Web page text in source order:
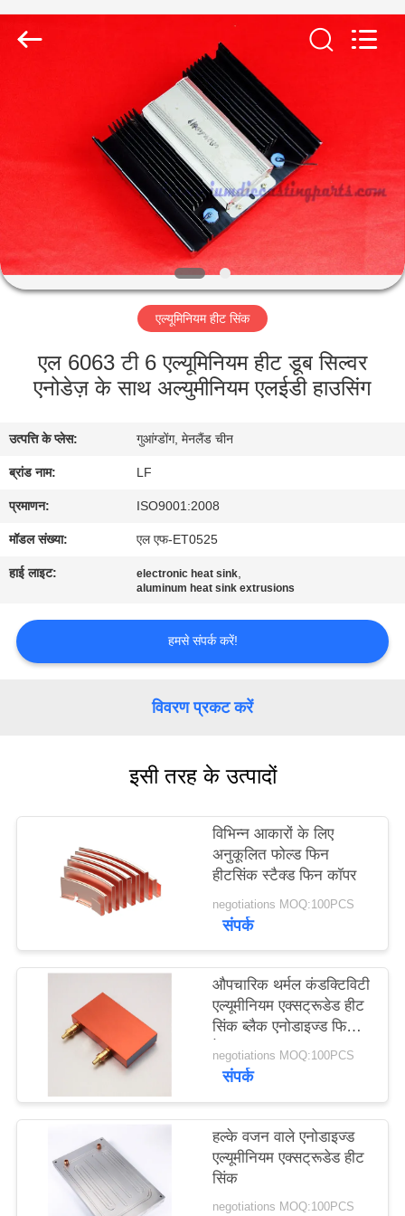
उत्पाद
हमारे
बारे
कारखाने
दौरा
गुणवत्ता
नियंत्रण
संपर्क
करें
PRIVACY
POLICY
LiFong(HK)
Co.,Limited.
एल्यूमिनियम हीट सिंक
एल 6063 टी 6 एल्यूमिनियम हीट डूब सिल्वर
एनोडेज़ के साथ अल्युमीनियम एलईडी हाउसिंग
उत्पत्ति के प्लेस: गुआंग्डोंग, मेनलैंड चीन
ब्रांड नाम: LF
प्रमाणन: ISO9001:2008
मॉडल संख्या: एल एफ-ET0525
हाई लाइट: electronic heat sink,
aluminum heat sink extrusions
हमसे संपर्क करें!
विवरण प्रकट करें
इसी तरह के उत्पादों
विभिन्न आकारों के लिए
अनुकूलित फोल्ड फिन
हीटसिंक स्टैक्ड फिन कॉपर
negotiations MOQ:100PCS
संपर्क
औपचारिक थर्मल कंडक्टिविटी
एल्यूमीनियम एक्सट्रूडेड हीट
सिंक ब्लैक एनोडाइज्ड फिनिश
के साथ
negotiations MOQ:100PCS
संपर्क
हल्के वजन वाले एनोडाइज्ड
एल्यूमीनियम एक्सट्रूडेड हीट
सिंक
negotiations MOQ:100PCS